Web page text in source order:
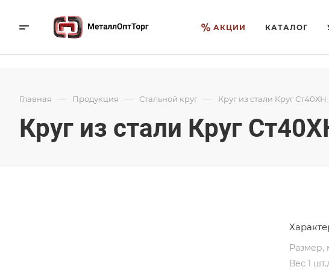
АКЦИИ КАТАЛОГ
Главная — Продукция — Стальной круг — Круг из стали Круг
Круг из стали Круг
Размер,
Вес 1